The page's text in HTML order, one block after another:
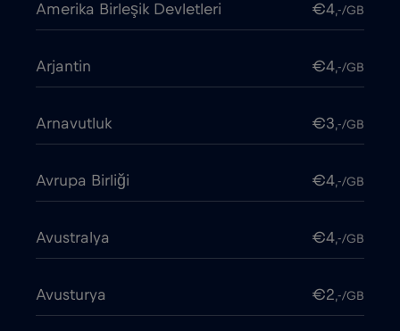
Amerika Birleşik Devletleri €4,-/GB
Arjantin €4,-/GB
Arnavutluk €3,-/GB
Avrupa Birliği €4,-/GB
Avustralya €4,-/GB
Avusturya €2,-/GB